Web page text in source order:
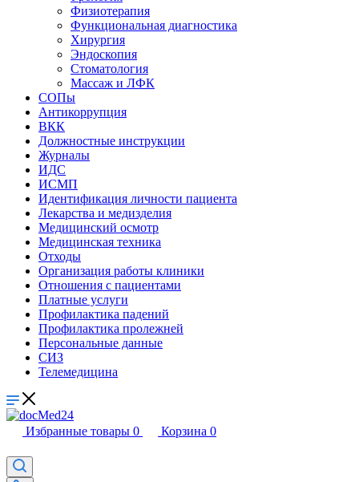
Физиотерапия
Функциональная диагностика
Хирургия
Эндоскопия
Стоматология
Массаж и ЛФК
СОПы
Антикоррупция
ВКК
Должностные инструкции
Журналы
ИДС
ИСМП
Идентификация личности пациента
Лекарства и медизделия
Медицинский осмотр
Медицинская техника
Отходы
Организация работы клиники
Отношения с пациентами
Платные услуги
Профилактика падений
Профилактика пролежней
Персональные данные
СИЗ
Телемедицина
Избранные товары 0 Корзина 0